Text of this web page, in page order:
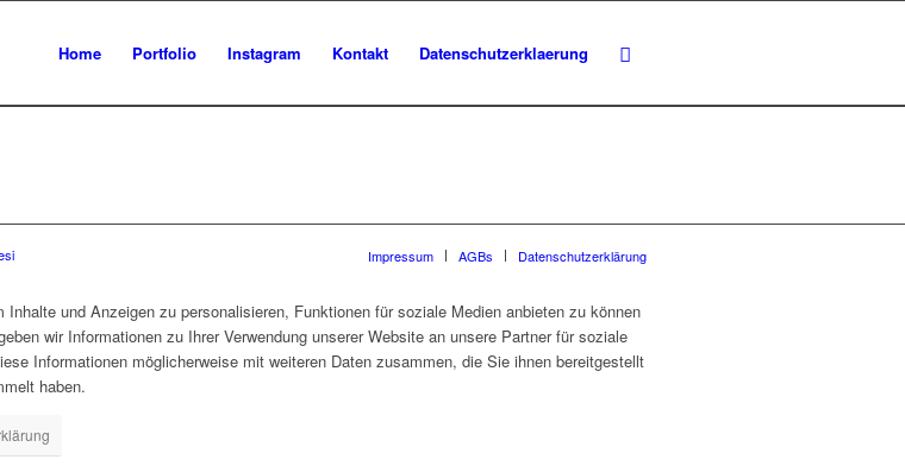
Home Portfolio Instagram Kontakt Datenschutzerklaerung
Impressum AGBs Datenschutzerklärung
und Anzeigen zu personalisieren, Funktionen für soziale Medien anbieten zu können
wir Informationen zu Ihrer Verwendung unserer Website an unsere Partner für soziale
Informationen möglicherweise mit weiteren Daten zusammen, die Sie ihnen bereitgestellt
haben.